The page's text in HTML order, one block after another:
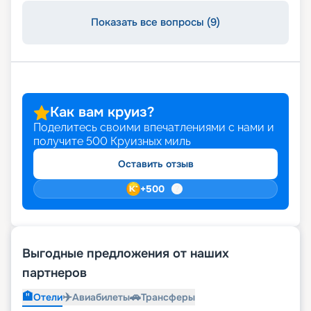
оформляйте путевку своей мечты онлайн на
Показать все вопросы (9)
Как вам круиз?
Поделитесь своими впечатлениями с нами и
получите 500 Круизных миль
Оставить отзыв
+500
Выгодные предложения от наших
партнеров
🏨Отели✈️Авиабилеты🚗Трансферы